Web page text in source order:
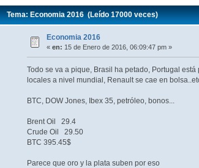
Tema: Economia 2016 (Leído 17000 veces)
Economia 2016
«en: 15 de Enero de 2016, 06:09:47 pm »
Todo se va a pique, Brasil ha petado, Portugal
locales a nivel mundial, Renault se cae en
BTC, DOW Jones, Ibex 35, petróleo, bonos...
Brent Oil 29.4
Crude Oil 29.50
BTC 395.45$
Parece que oro y la plata suben por eso